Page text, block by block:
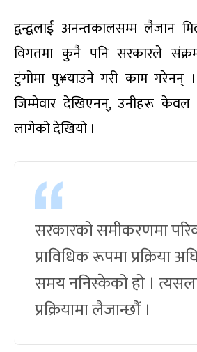
द्वन्द्वलाई अनन्तकालसम्म लैजान
विगतमा कुनै पनि सरकारले
टुंगोमा पु¥याउने गरी काम गरेनन्
जिम्मेवार देखिएनन्, उनीहरू केवल
लागेको देखियो ।
सरकारको समीकरणमा
प्राविधिक रूपमा प्रक्रिया
समय ननिस्केको हो ।
प्रक्रियामा लैजान्छौं ।